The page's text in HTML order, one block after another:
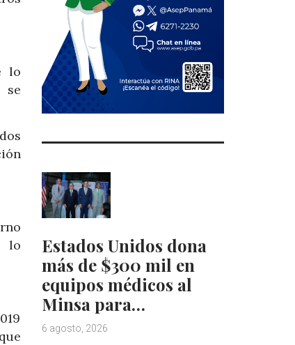
lo
se
lo
Estados Unidos dona
más de $300 mil en
equipos médicos al
Minsa para…
6 agosto, 2026